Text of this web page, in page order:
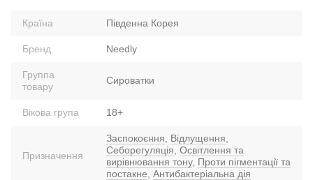
Країна Південна Корея
Бренд Needly
Группа
товару
Сироватки
Вікова група 18+
Призначення
Заспокоєння, Відлущення,
Себорегуляція, Освітлення та
вирівнювання тону, Проти пігментації та
постакне, Антибактеріальна дія